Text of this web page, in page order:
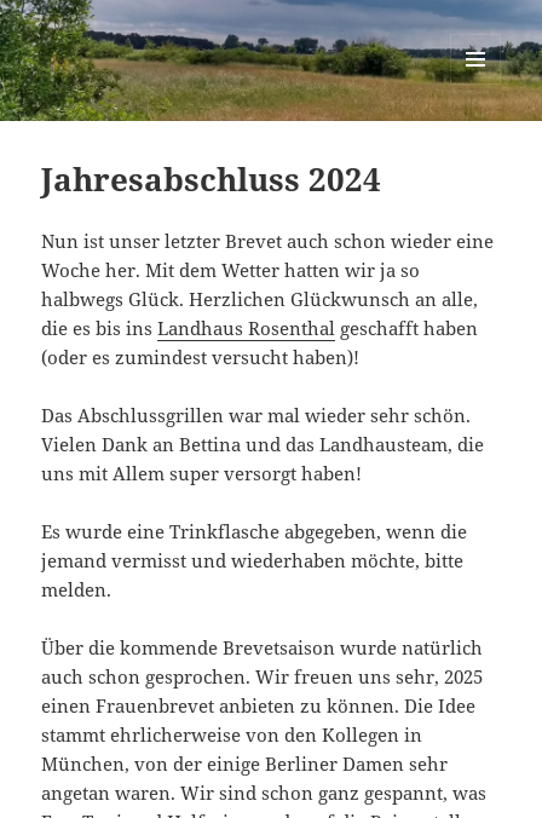
Berlin-Brandenburg Randonneure
MENÜ
UND
Jahresabschluss 2024
Nun ist unser letzter Brevet auch schon wieder eine
Woche her. Mit dem Wetter hatten wir ja so
halbwegs Glück. Herzlichen Glückwunsch an alle,
die es bis insLandhaus Rosenthal geschafft haben
(oder es zumindest versucht haben)!
Das Abschlussgrillen war mal wieder sehr schön.
Vielen Dank an Bettina und das Landhausteam, die
uns mit Allem super versorgt haben!
Es wurde eine Trinkflasche abgegeben, wenn die
jemand vermisst und wiederhaben möchte, bitte
melden.
Über die kommende Brevetsaison wurde natürlich
auch schon gesprochen. Wir freuen uns sehr, 2025
einen Frauenbrevet anbieten zu können. Die Idee
stammt ehrlicherweise von den Kollegen in
München, von der einige Berliner Damen sehr
angetan waren. Wir sind schon ganz gespannt, was